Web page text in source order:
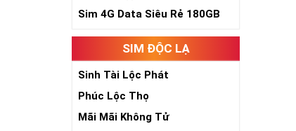
Sim 4G Data Siêu Rẻ 180GB
SIM ĐỘC LẠ
Sinh Tài Lộc Phát
Phúc Lộc Thọ
Mãi Mãi Không Tử